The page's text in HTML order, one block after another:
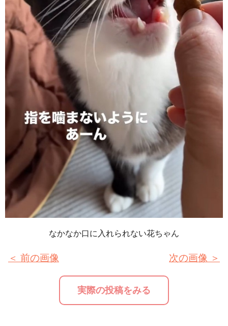
なかなか口に入れられない花ちゃん
＜ 前の画像
実際の投稿をみる
次の画像 ＞